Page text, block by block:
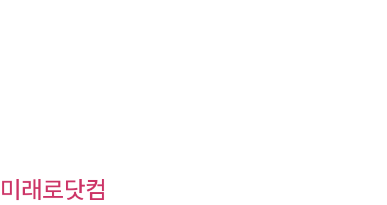
텐
미래로닷컴